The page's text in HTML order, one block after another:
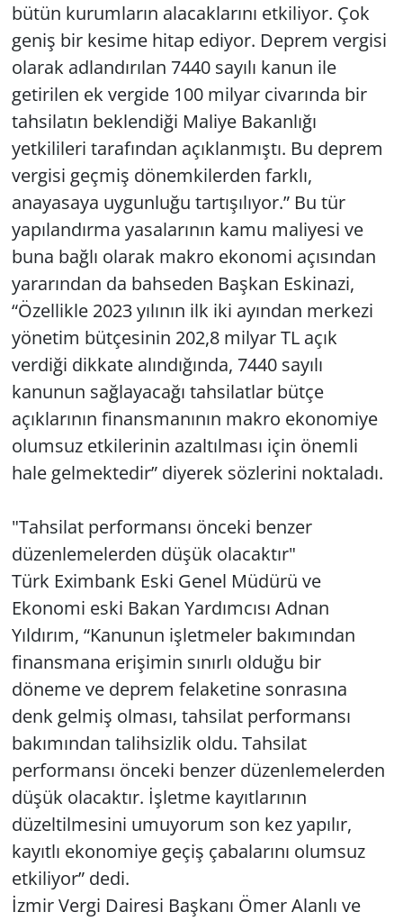
bütün kurumların alacaklarını etkiliyor. Çok
geniş bir kesime hitap ediyor. Deprem vergisi
olarak adlandırılan 7440 sayılı kanun ile
getirilen ek vergide 100 milyar civarında bir
tahsilatın beklendiği Maliye Bakanlığı
yetkilileri tarafından açıklanmıştı. Bu deprem
vergisi geçmiş dönemkilerden farklı,
anayasaya uygunluğu tartışılıyor.” Bu tür
yapılandırma yasalarının kamu maliyesi ve
buna bağlı olarak makro ekonomi açısından
yararından da bahseden Başkan Eskinazi,
“Özellikle 2023 yılının ilk iki ayından merkezi
yönetim bütçesinin 202,8 milyar TL açık
verdiği dikkate alındığında, 7440 sayılı
kanunun sağlayacağı tahsilatlar bütçe
açıklarının finansmanının makro ekonomiye
olumsuz etkilerinin azaltılması için önemli
hale gelmektedir” diyerek sözlerini noktaladı.
"Tahsilat performansı önceki benzer
düzenlemelerden düşük olacaktır"
Türk Eximbank Eski Genel Müdürü ve
Ekonomi eski Bakan Yardımcısı Adnan
Yıldırım, “Kanunun işletmeler bakımından
finansmana erişimin sınırlı olduğu bir
döneme ve deprem felaketine sonrasına
denk gelmiş olması, tahsilat performansı
bakımından talihsizlik oldu. Tahsilat
performansı önceki benzer düzenlemelerden
düşük olacaktır. İşletme kayıtlarının
düzeltilmesini umuyorum son kez yapılır,
kayıtlı ekonomiye geçiş çabalarını olumsuz
etkiliyor” dedi.
İzmir Vergi Dairesi Başkanı Ömer Alanlı ve